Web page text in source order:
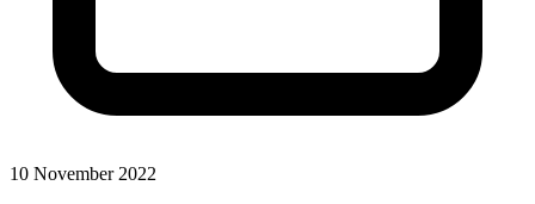
10 November 2022